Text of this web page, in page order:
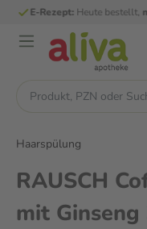
E-Rezept:
Haarspülung
RAUSCH
mit